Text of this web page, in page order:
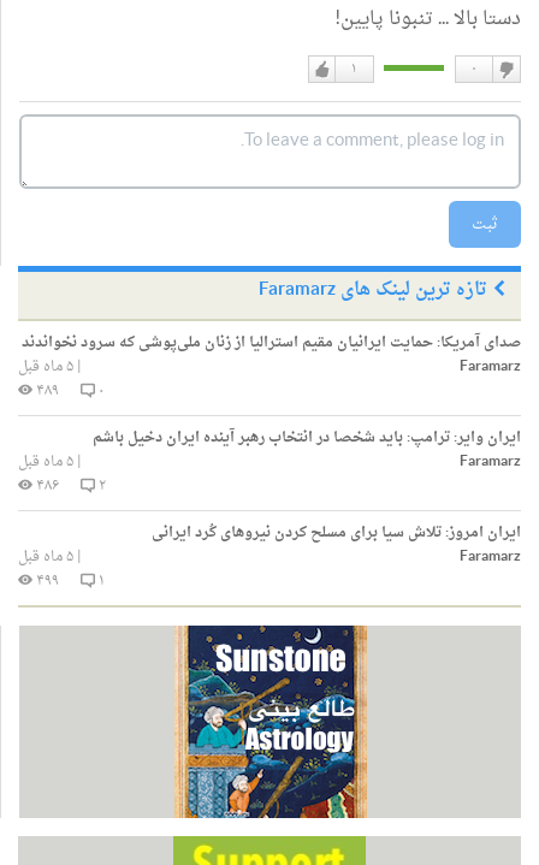
دستا بالا ... تنبونا پایین!
دوست
دارم
۱ ۰
دوست
نداشتن
ثبت
تازه ترین لینک های Faramarz
صدای آمریکا:حمایت ایرانیان مقیم استرالیا از زنان ملی‌پوشی که سرود نخواندند
Faramarz
|۵ ماه قبل
۰
۴۸۹
ایران وایر:ترامپ: باید شخصا در انتخاب رهبر آینده ایران دخیل باشم
Faramarz
|۵ ماه قبل
۲
۴۸۶
ایران امروز:تلاش سیا برای مسلح کردن نیروهای کُرد ایرانی
Faramarz
|۵ ماه قبل
۱
۴۹۹